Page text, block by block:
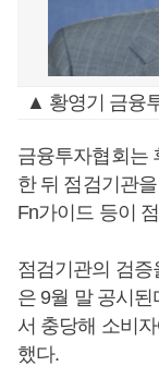
▲ 황영기 금융
금융투자협회는
한 뒤 점검기관
Fn가이드 등이
점검기관의 검
은 9월 말 공시된
서 충당해 소비
했다.